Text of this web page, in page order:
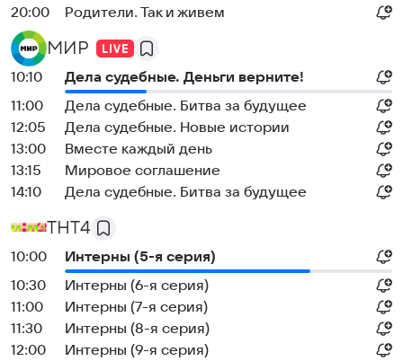
20:00
Родители. Так и живем
МИР
10:10
Дела судебные. Деньги верните!
11:00
Дела судебные. Битва за будущее
12:05
Дела судебные. Новые истории
13:00
Вместе каждый день
13:15
Мировое соглашение
14:10
Дела судебные. Битва за будущее
ТНТ4
10:00
Интерны (5-я серия)
10:30
Интерны (6-я серия)
11:00
Интерны (7-я серия)
11:30
Интерны (8-я серия)
12:00
Интерны (9-я серия)